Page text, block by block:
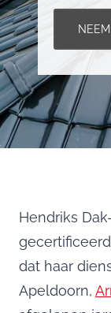
Hendriks
dat haar
Apeldoorn,